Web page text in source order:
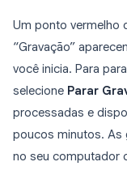
Um ponto vermelho
“Gravação”
você inicia. Para
selecione Parar
processadas e
poucos minutos. As
no seu computador